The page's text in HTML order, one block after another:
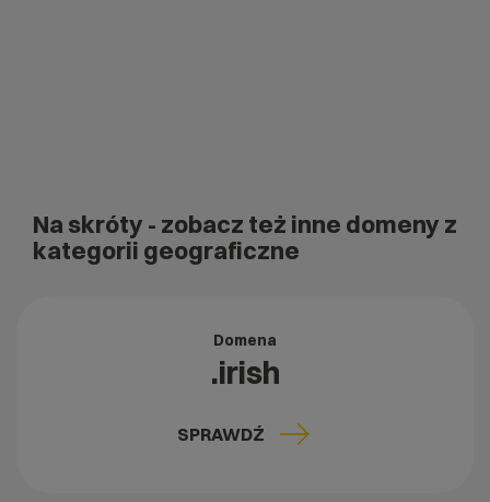
Na skróty - zobacz też inne domeny z
kategorii geograficzne
Domena
.irish
SPRAWDŹ